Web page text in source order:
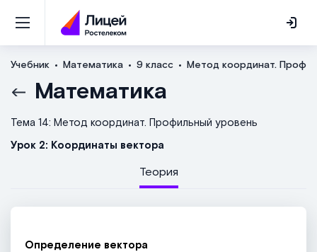
Учебник Математика 9 класс Метод координат.
Математика
Тема 14: Метод координат. Профильный уровень
Урок 2: Координаты вектора
Теория
Определение вектора